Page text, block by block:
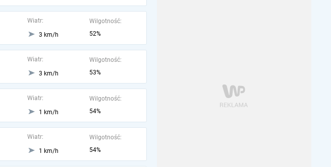
Wiatr:
3 km/h
Wilgotność:
52%
Wiatr:
3 km/h
Wilgotność:
53%
Wiatr:
1 km/h
Wilgotność:
54%
Wiatr:
1 km/h
Wilgotność:
54%